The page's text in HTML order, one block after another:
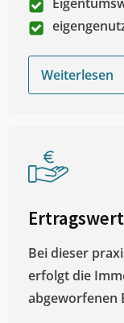
Weiterlesen
Bei dieser
erfolgt die
abgeworfenen